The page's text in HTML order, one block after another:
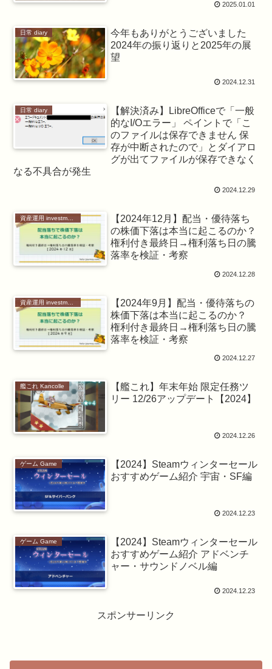
2025.01.01
日常 diary
今年もありがとうございました
2024年の振り返りと2025年の展
望
2024.12.31
日常 diary
【解決済み】LibreOfficeで「一般
的なI/Oエラー」 ペイントで「こ
のファイルは保存できません 保
存が中断されたので」とダイアロ
グが出てファイルが保存できなく
なる不具合が発生
2024.12.29
資産運用 investment
【2024年12月】配当・優待落ち
の株価下落は本当に起こるのか？
権利付き最終日→権利落ち日の騰
落率を検証・考察
2024.12.28
【2024年9月】配当・優待落ちの
株価下落は本当に起こるのか？
権利付き最終日→権利落ち日の騰
落率を検証・考察
2024.12.27
艦これ Kancolle
【艦これ】年末年始 限定任務ツ
リー 12/26アップデート【2024】
2024.12.26
ゲーム Game
【2024】Steamウィンターセール
おすすめゲーム紹介 宇宙・SF編
2024.12.23
ゲーム Game
【2024】Steamウィンターセール
おすすめゲーム紹介 アドベンチ
ャー・サウンドノベル編
2024.12.23
スポンサーリンク